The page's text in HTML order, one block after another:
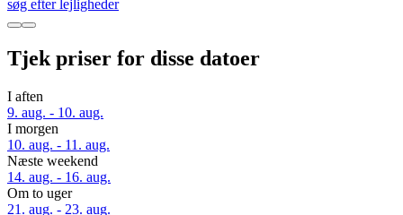
søg efter lejligheder
Tjek priser for disse datoer
I aften
9. aug. - 10. aug.
I morgen
10. aug. - 11. aug.
Næste weekend
14. aug. - 16. aug.
Om to uger
21. aug. - 23. aug.